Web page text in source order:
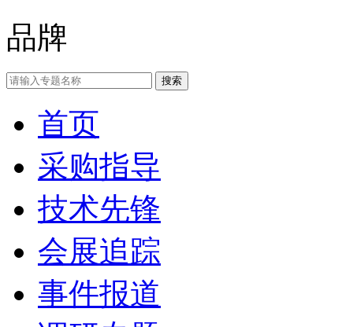
品牌
首页
采购指导
技术先锋
会展追踪
事件报道